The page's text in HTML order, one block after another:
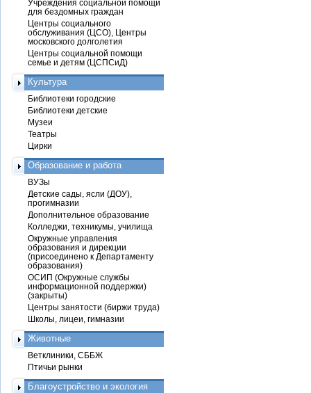
Учреждения социальной помощи
для бездомных граждан
Центры социального
обслуживания (ЦСО), Центры
московского долголетия
Центры социальной помощи
семье и детям (ЦСПСиД)
Культура
Библиотеки городские
Библиотеки детские
Музеи
Театры
Цирки
Образование и работа
ВУЗы
Детские сады, ясли (ДОУ),
прогимназии
Дополнительное образование
Колледжи, техникумы, училища
Окружные управления
образования и дирекции
(присоединено к Департаменту
образования)
ОСИП (Окружные службы
информационной поддержки)
(закрыты)
Центры занятости (биржи труда)
Школы, лицеи, гимназии
Животные
Ветклиники, СББЖ
Птичьи рынки
Благоустройство и экология